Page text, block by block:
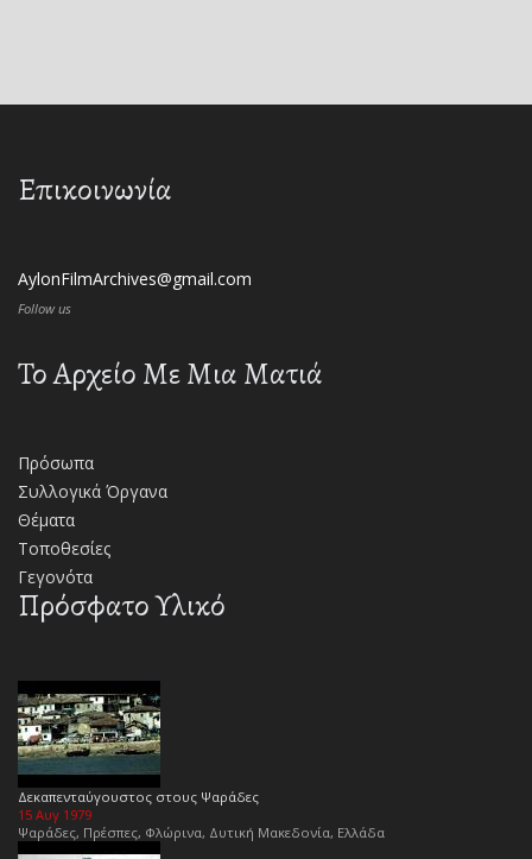
Επικοινωνία
AylonFilmArchives@gmail.com
Follow us
Το Αρχείο Με Μια Ματιά
Πρόσωπα
Συλλογικά Όργανα
Θέματα
Τοποθεσίες
Γεγονότα
Πρόσφατο Υλικό
Δεκαπενταύγουστος στους Ψαράδες
15 Αυγ 1979
Ψαράδες, Πρέσπες, Φλώρινα, Δυτική Μακεδονία, Ελλάδα